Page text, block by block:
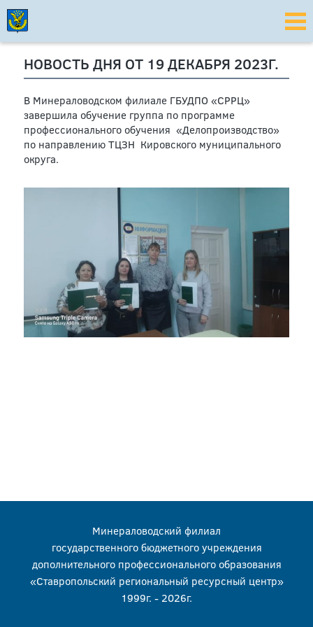
НОВОСТЬ ДНЯ ОТ 19 ДЕКАБРЯ 2023Г.
В Минераловодском филиале ГБУДПО «СРРЦ»
завершила обучение группа по программе
профессионального обучения «Делопроизводство»
по направлению ТЦЗН Кировского муниципального
округа.
Минераловодский филиал
государственного бюджетного учреждения
дополнительного профессионального образования
«Ставропольский региональный ресурсный центр»
1999г. - 2026г.